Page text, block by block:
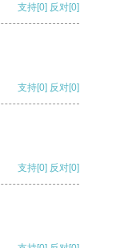
支持[0] 反对[0]
支持[0] 反对[0]
支持[0] 反对[0]